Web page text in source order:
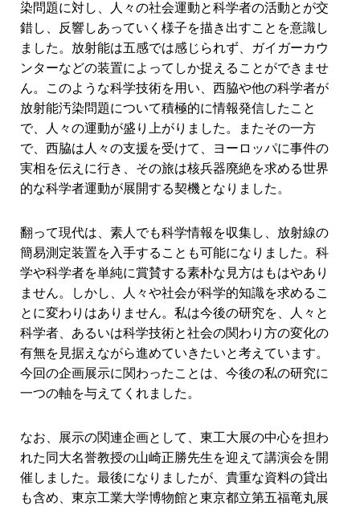
染問題に対し、人々の社会運動と科学者の活動とが交
錯し、反響しあっていく様子を描き出すことを意識し
ました。放射能は五感では感じられず、ガイガーカウ
ンターなどの装置によってしか捉えることができませ
ん。このような科学技術を用い、西脇や他の科学者が
放射能汚染問題について積極的に情報発信したこと
で、人々の運動が盛り上がりました。またその一方
で、西脇は人々の支援を受けて、ヨーロッパに事件の
実相を伝えに行き、その旅は核兵器廃絶を求める世界
的な科学者運動が展開する契機となりました。
翻って現代は、素人でも科学情報を収集し、放射線の
簡易測定装置を入手することも可能になりました。科
学や科学者を単純に賞賛する素朴な見方はもはやあり
ません。しかし、人々や社会が科学的知識を求めるこ
とに変わりはありません。私は今後の研究を、人々と
科学者、あるいは科学技術と社会の関わり方の変化の
有無を見据えながら進めていきたいと考えています。
今回の企画展示に関わったことは、今後の私の研究に
一つの軸を与えてくれました。
なお、展示の関連企画として、東工大展の中心を担わ
れた同大名誉教授の山崎正勝先生を迎えて講演会を開
催しました。最後になりましたが、貴重な資料の貸出
も含め、東京工業大学博物館と東京都立第五福竜丸展